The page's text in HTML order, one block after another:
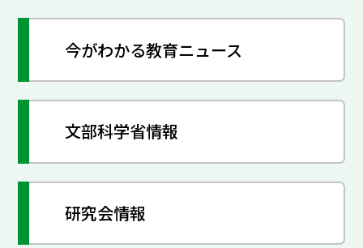
今がわかる教育ニュース
文部科学省情報
研究会情報